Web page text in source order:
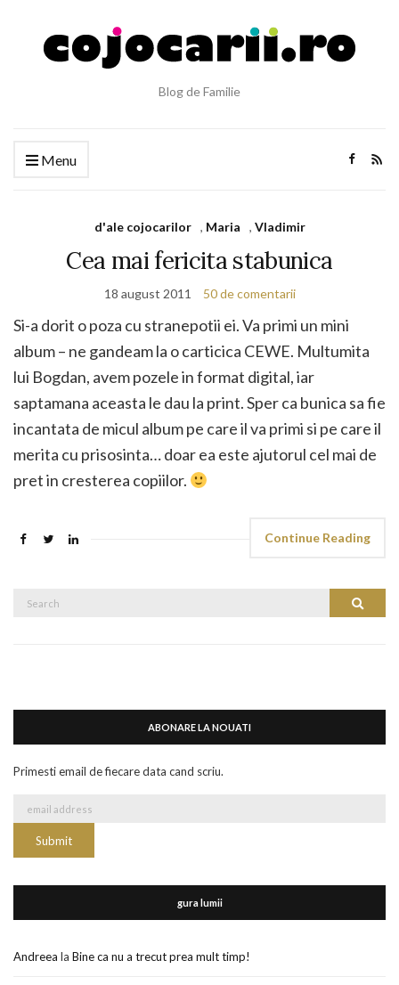
Blog de Familie
Menu
d'ale cojocarilor , Maria , Vladimir
Cea mai fericita stabunica
18 august 2011 50 de comentarii
Si-a dorit o poza cu stranepotii ei. Va primi un mini
album – ne gandeam la o carticica CEWE. Multumita
lui Bogdan, avem pozele in format digital, iar
saptamana aceasta le dau la print. Sper ca bunica sa fie
incantata de micul album pe care il va primi si pe care il
merita cu prisosinta… doar ea este ajutorul cel mai de
pret in cresterea copiilor.
Continue Reading
Search
ABONARE LA NOUATI
Primesti email de fiecare data cand scriu.
gura lumii
Andreea la Bine ca nu a trecut prea mult timp!